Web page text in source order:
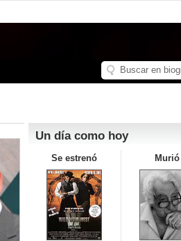
Un día como hoy
Se estrenó Murió